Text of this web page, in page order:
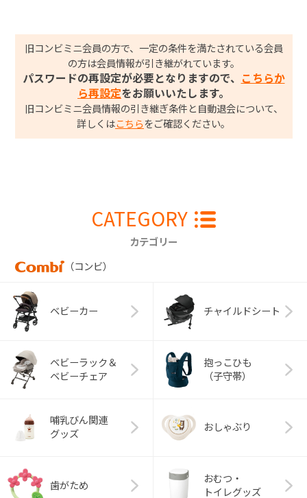
旧コンビミニ会員の方で、一定の条件を満たされている会員
の方は会員情報が引き継がれています。
パスワードの再設定が必要となりますので、
こちらか
ら再設定をお願いいたします。
旧コンビミニ会員情報の引き継ぎ条件と自動退会について、
詳しくはこちら をご確認ください。
CATEGORY
カテゴリー
（コンビ）
ベビーカー チャイルドシート
ベビーラック＆
ベビーチェア
抱っこひも
（子守帯）
哺乳びん関連
グッズ
おしゃぶり
歯がため
おむつ・
トイレグッズ